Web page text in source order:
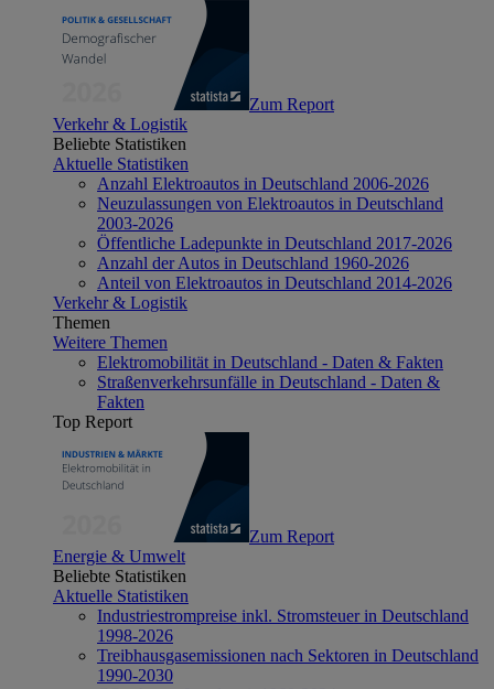
Zum Report
Verkehr & Logistik
Beliebte Statistiken
Aktuelle Statistiken
Anzahl Elektroautos in Deutschland 2006-2026
Neuzulassungen von Elektroautos in Deutschland
2003-2026
Öffentliche Ladepunkte in Deutschland 2017-2026
Anzahl der Autos in Deutschland 1960-2026
Anteil von Elektroautos in Deutschland 2014-2026
Verkehr & Logistik
Themen
Weitere Themen
Elektromobilität in Deutschland - Daten & Fakten
Straßenverkehrsunfälle in Deutschland - Daten &
Fakten
Top Report
Zum Report
Energie & Umwelt
Beliebte Statistiken
Aktuelle Statistiken
Industriestrompreise inkl. Stromsteuer in Deutschland
1998-2026
Treibhausgasemissionen nach Sektoren in Deutschland
1990-2030